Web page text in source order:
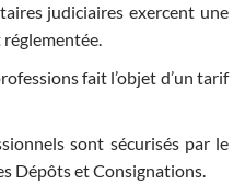
judiciaires exercent une
fait l’objet d’un tarif
sont sécurisés par le
Dépôts et Consignations.